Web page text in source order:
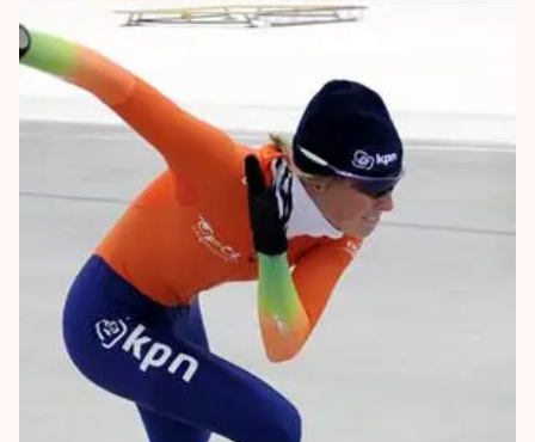
Tickets
Livestreams
Word schaatsfan!
Olympische Spelen
Medaille overzicht
Medaillespiegel
Olympische uitslagen
Van Jong tot Goud verhalen